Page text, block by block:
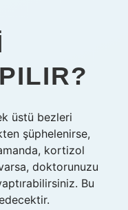
üstü bezleri
şüphelenirse,
kortizol
doktorunuzu
Bu